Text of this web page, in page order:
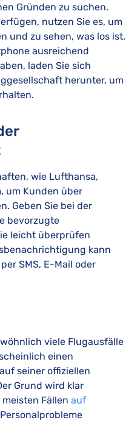
Gründen zu suchen.
nutzen Sie es, um
und zu sehen, was los ist.
ausreichend
laden Sie sich
herunter, um
wie Lufthansa,
um Kunden über
Geben Sie bei der
bevorzugte
leicht überprüfen
kann
SMS, E-Mail oder
viele Flugausfälle
einen
seiner offiziellen
Grund wird klar
Fällen auf